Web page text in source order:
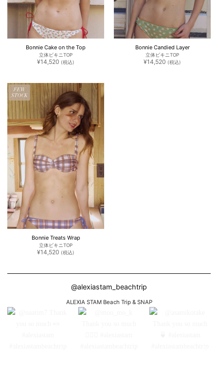
Bonnie Cake on the Top
立体ビキニTOP
¥14,520 (税込)
Bonnie Candied Layer
立体ビキニTOP
¥14,520 (税込)
FEW
STOCK
Bonnie Treats Wrap
立体ビキニTOP
¥14,520 (税込)
@alexiastam_beachtrip
ALEXIA STAM Beach Trip & SNAP